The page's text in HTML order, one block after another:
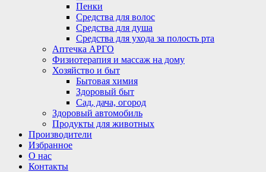
Пенки
Средства для волос
Средства для душа
Средства для ухода за полость рта
Аптечка АРГО
Физиотерапия и массаж на дому
Хозяйство и быт
Бытовая химия
Здоровый быт
Сад, дача, огород
Здоровый автомобиль
Продукты для животных
Производители
Избранное
О нас
Контакты